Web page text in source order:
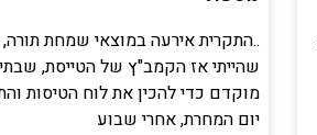
..התקרית אירעה במוצאי שמחת תורה,
שהייתי אז הקמב"ץ של הטייסת,
מוקדם כדי להכין את לוח הטיסות
יום המחרת, אחרי שבוע